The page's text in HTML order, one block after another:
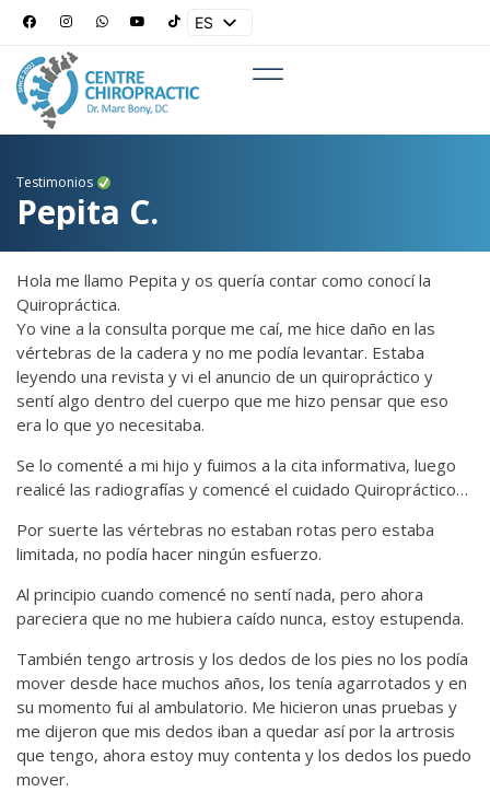
ES
Testimonios
Pepita C.
Hola me llamo Pepita y os quería contar como conocí la
Quiropráctica.
Yo vine a la consulta porque me caí, me hice daño en las
vértebras de la cadera y no me podía levantar. Estaba
leyendo una revista y vi el anuncio de un quiropráctico y
sentí algo dentro del cuerpo que me hizo pensar que eso
era lo que yo necesitaba.
Se lo comenté a mi hijo y fuimos a la cita informativa, luego
realicé las radiografías y comencé el cuidado Quiropráctico…
Por suerte las vértebras no estaban rotas pero estaba
limitada, no podía hacer ningún esfuerzo.
Al principio cuando comencé no sentí nada, pero ahora
pareciera que no me hubiera caído nunca, estoy estupenda.
También tengo artrosis y los dedos de los pies no los podía
mover desde hace muchos años, los tenía agarrotados y en
su momento fui al ambulatorio. Me hicieron unas pruebas y
me dijeron que mis dedos iban a quedar así por la artrosis
que tengo, ahora estoy muy contenta y los dedos los puedo
mover.